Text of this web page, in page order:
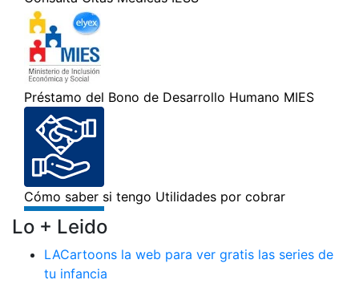
Lo + Leido
LACartoons la web para ver gratis las series de
tu infancia